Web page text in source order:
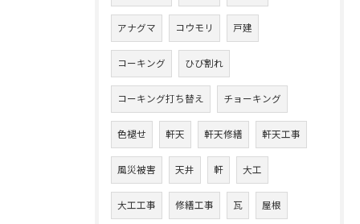
アナグマ コウモリ 戸建
コーキング ひび割れ
コーキング打ち替え チョーキング
色褪せ 軒天 軒天修繕 軒天工事
風災被害 天井 軒 大工
大工工事 修繕工事 瓦 屋根